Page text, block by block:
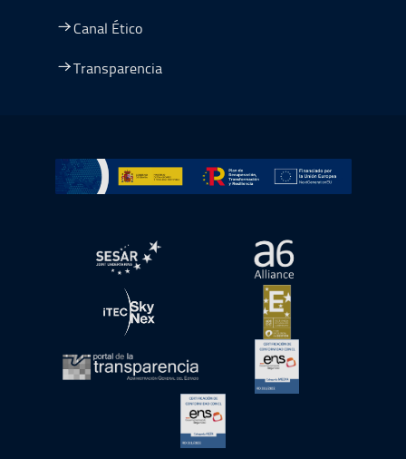
Canal Ético
Transparencia
Ir a Plan de Recuperación, Transformación y
abre en ventana nueva abre en ventana
abre en ventana nueva abre en ventana
abre en ventana nueva